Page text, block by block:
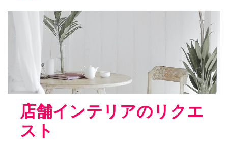
店舗インテリアのリクエ
スト